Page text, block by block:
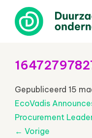
Gepubliceerd 15
EcoVadis
Procurement
← Vorige